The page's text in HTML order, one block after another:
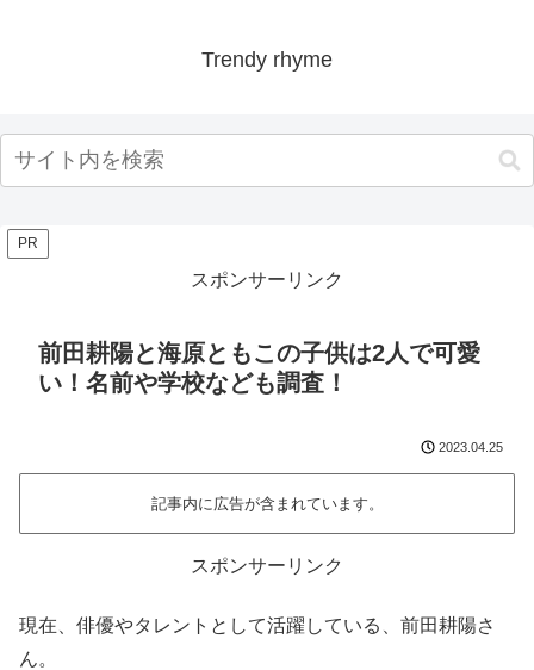
Trendy rhyme
PR
スポンサーリンク
前田耕陽と海原ともこの子供は2人で可愛
い！名前や学校なども調査！
2023.04.25
記事内に広告が含まれています。
スポンサーリンク
現在、俳優やタレントとして活躍している、前田耕陽さ
ん。